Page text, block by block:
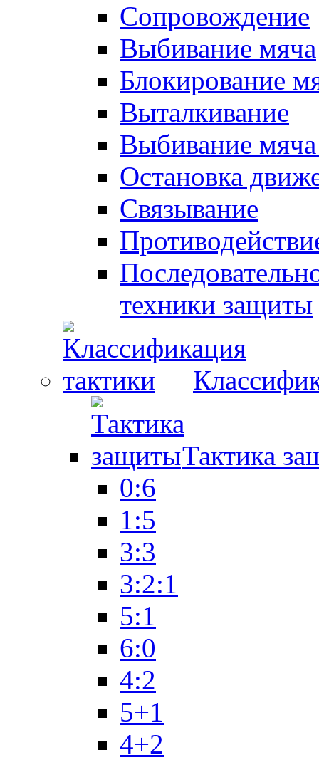
Сопровождение
Выбивание мяча
Блокирование
Выталкивание
Выбивание
Остановка
Связывание
техники защиты
Тактика
0:6
1:5
3:3
3:2:1
5:1
6:0
4:2
5+1
4+2